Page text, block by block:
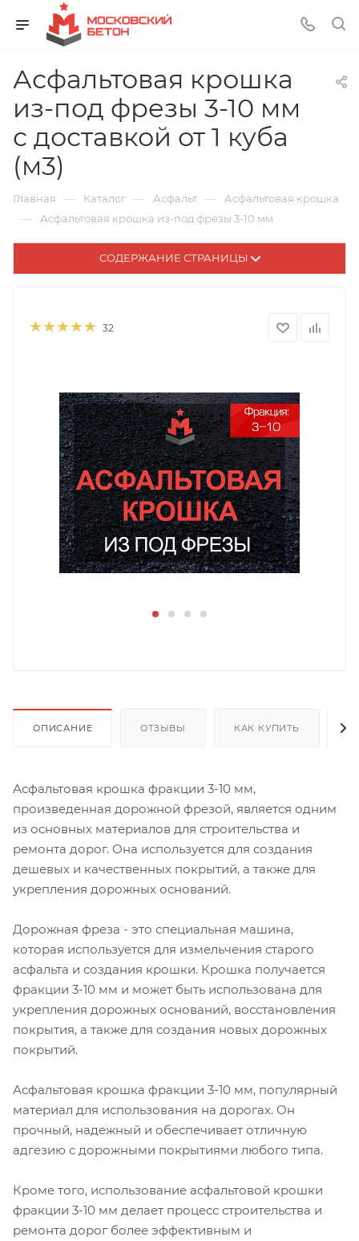
Асфальтовая крошка
из-под фрезы 3-10 мм
с доставкой от 1 куба
(м3)
Главная — Каталог — Асфальт — Асфальтовая крошка
— Асфальтовая крошка из-под фрезы 3-10 мм
СОДЕРЖАНИЕ СТРАНИЦЫ
32
ОПИСАНИЕ ОТЗЫВЫ КАК КУПИТЬ
Асфальтовая крошка фракции 3-10 мм,
произведенная дорожной фрезой, является одним
из основных материалов для строительства и
ремонта дорог. Она используется для создания
дешевых и качественных покрытий, а также для
укрепления дорожных оснований.
Дорожная фреза - это специальная машина,
которая используется для измельчения старого
асфальта и создания крошки. Крошка получается
фракции 3-10 мм и может быть использована для
укрепления дорожных оснований, восстановления
покрытия, а также для создания новых дорожных
покрытий.
Асфальтовая крошка фракции 3-10 мм, популярный
материал для использования на дорогах. Он
прочный, надежный и обеспечивает отличную
адгезию с дорожными покрытиями любого типа.
Кроме того, использование асфальтовой крошки
фракции 3-10 мм делает процесс строительства и
ремонта дорог более эффективным и